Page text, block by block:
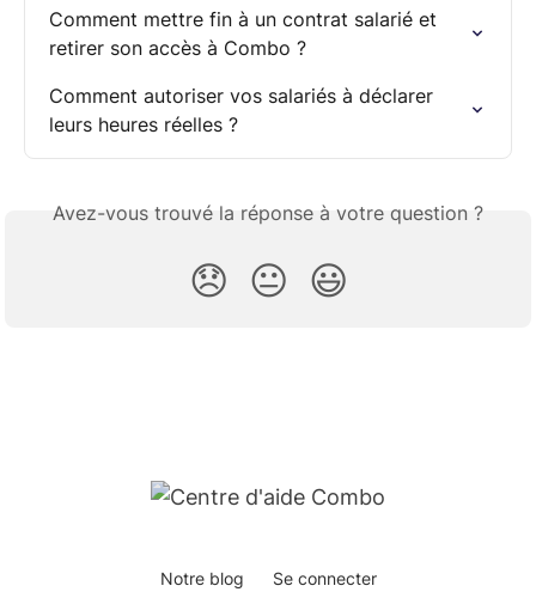
Comment mettre fin à un contrat salarié et
retirer son accès à Combo ?
Comment autoriser vos salariés à déclarer
leurs heures réelles ?
Avez-vous trouvé la réponse à votre question ?
😞 😐 😃
Notre blog Se connecter